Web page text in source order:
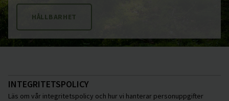
HÅLLBARHET
INTEGRITETSPOLICY
Läs om vår integritetspolicy och hur vi hanterar personuppgifter